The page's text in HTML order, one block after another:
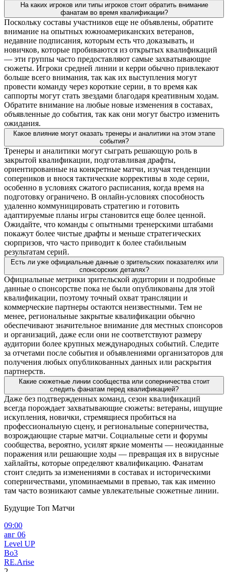
На каких игроков или типы игроков стоит обратить внимание
фанатам во время квалификации?
Поскольку составы участников еще не объявлены, обратите
внимание на опытных южноамериканских ветеранов,
недавние подписания, которым есть что доказывать, и
новичков, которые пробиваются из открытых квалификаций
— эти группы часто предоставляют самые захватывающие
сюжеты. Игроки средней линии и керри обычно привлекают
больше всего внимания, так как их выступления могут
провести команду через короткие серии, в то время как
саппорты могут стать звездами благодаря креативным ходам.
Обратите внимание на любые новые изменения в составах,
объявленные до события, так как они могут быстро изменить
ожидания.
Какое влияние могут оказать тренеры и аналитики на этом этапе
события?
Тренеры и аналитики могут сыграть решающую роль в
закрытой квалификации, подготавливая драфты,
ориентированные на конкретные матчи, изучая тенденции
соперников и внося тактические коррективы в ходе серии,
особенно в условиях сжатого расписания, когда время на
подготовку ограничено. В онлайн-условиях способность
удаленно коммуницировать стратегию и готовить
адаптируемые планы игры становится еще более ценной.
Ожидайте, что команды с опытными тренерскими штабами
покажут более чистые драфты и меньше стратегических
сюрпризов, что часто приводит к более стабильным
результатам серий.
Есть ли уже официальные данные о зрительских показателях или
спонсорских деталях?
Официальные метрики зрительской аудитории и подробные
данные о спонсорстве пока не были опубликованы для этой
квалификации, поэтому точный охват трансляции и
коммерческие партнеры остаются неизвестными. Тем не
менее, региональные закрытые квалификации обычно
обеспечивают значительное внимание для местных спонсоров
и организаций, даже если они не соответствуют размеру
аудитории более крупных международных событий. Следите
за отчетами после события и объявлениями организаторов для
получения любых опубликованных данных или раскрытия
партнерств.
Какие сюжетные линии сообщества или соперничества стоит
следить фанатам перед квалификацией?
Даже без подтвержденных команд, сезон квалификаций
всегда порождает захватывающие сюжеты: ветераны, ищущие
искупления, новички, стремящиеся пробиться на
профессиональную сцену, и региональные соперничества,
возрождающие старые матчи. Социальные сети и форумы
сообщества, вероятно, усилят яркие моменты — неожиданные
поражения или решающие ходы — превращая их в вирусные
хайлайты, которые определяют квалификацию. Фанатам
стоит следить за изменениями в составах и историческими
соперничествами, упоминаемыми в превью, так как именно
там часто возникают самые увлекательные сюжетные линии.
Будущие Топ Матчи
09:00
авг 06
Level UP
Bo3
RE.Arise